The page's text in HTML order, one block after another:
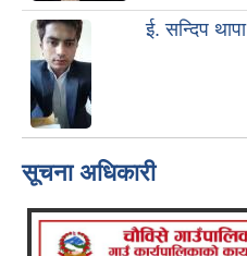
ई. सन्दिप थापा
सूचना अधिकारी